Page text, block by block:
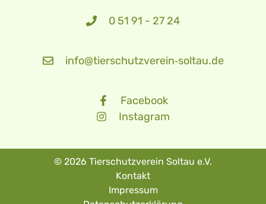
0 51 91 - 27 24
info@tierschutzverein‑soltau.de
Facebook
Instagram
© 2026 Tierschutzverein Soltau e.V.
Kontakt
Impressum